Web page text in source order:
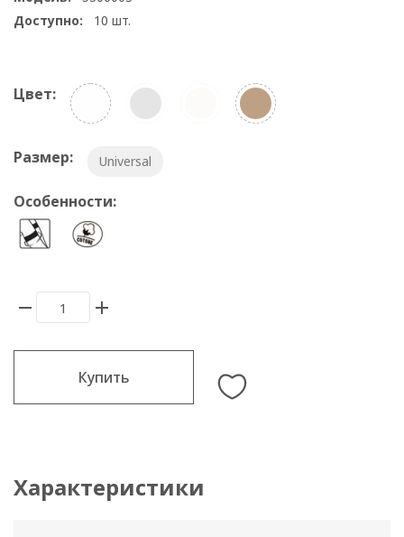
Доступно:
10 шт.
Цвет:
Размер: Universal
Особенности:
Купить
Характеристики